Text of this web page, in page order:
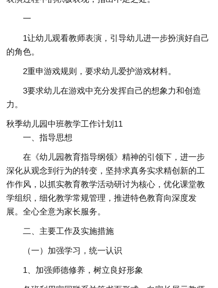
一
1让幼儿观看教师表演，引导幼儿进一步扮演好自己
的角色。
2重申游戏规则，要求幼儿爱护游戏材料。
3要求幼儿在游戏中充分发挥自己的想象力和创造
力。
秋季幼儿园中班教学工作计划11
一、指导思想
在《幼儿园教育指导纲领》精神的引领下，进一步
深化从观念到行为的转变，坚持求真务实求精创新的工
作作风，以抓实教育教学活动研讨为核心，优化课堂教
学组织，细化教学常规管理，推进特色教育向深度发
展。全心全意为家长服务。
二、主要工作及实施措施
（一）加强学习，统一认识
1、加强师德修养，树立良好形象